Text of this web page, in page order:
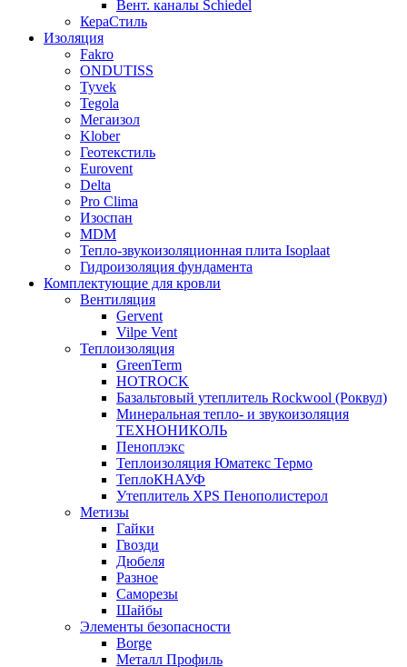
Вент. каналы Schiedel
КераСтиль
Изоляция
Fakro
ONDUTISS
Tyvek
Tegola
Мегаизол
Klober
Геотекстиль
Eurovent
Delta
Pro Clima
Изоспан
MDM
Тепло-звукоизоляционная плита Isoplaat
Гидроизоляция фундамента
Комплектующие для кровли
Вентиляция
Gervent
Vilpe Vent
Теплоизоляция
GreenTerm
HOTROCK
Базальтовый утеплитель Rockwool (Роквул)
Минеральная тепло- и звукоизоляция
ТЕХНОНИКОЛЬ
Пеноплэкс
Теплоизоляция Юматекс Термо
ТеплоКНАУФ
Утеплитель XPS Пенополистерол
Метизы
Гайки
Гвозди
Дюбеля
Разное
Саморезы
Шайбы
Элементы безопасности
Borge
Металл Профиль